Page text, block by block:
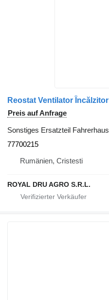
Preis auf Anfrage
Sonstiges Ersatzteil Fahrerhaus
77700215
Rumänien, Cristesti
ROYAL DRU AGRO S.R.L.